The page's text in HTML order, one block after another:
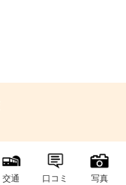
交通 口コミ 写真